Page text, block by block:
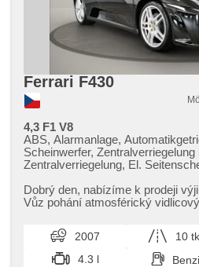
Ferrari F430
4,3 F1 V8
ABS, Alarmanlage,
Scheinwerfer,
Zentralverriegelung, El.
Lederpolsterung, Alufelgen,
Bordcomputer, Servolenkung,
per Taste, volba jízdního režimu,
Dobrý den,​ nabízíme k prodeji
Vůz pohání atmosférický
2007 10
4.3 l